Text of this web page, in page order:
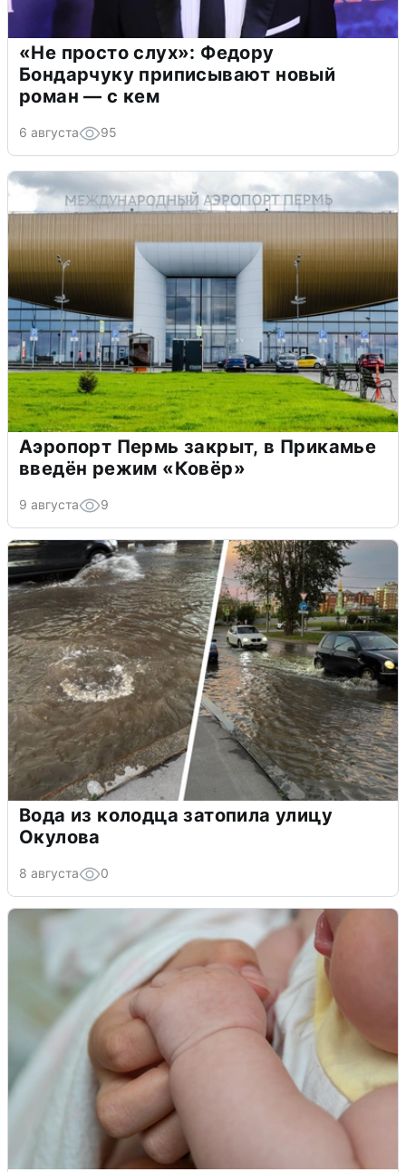
«Не просто слух»: Федору
Бондарчуку приписывают новый
роман — с кем
6 августа 95
Аэропорт Пермь закрыт, в Прикамье
введён режим «Ковёр»
9 августа 9
Вода из колодца затопила улицу
Окулова
8 августа 0